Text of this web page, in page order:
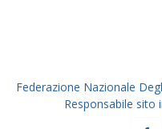
Federazione Nazionale
Responsabile sito